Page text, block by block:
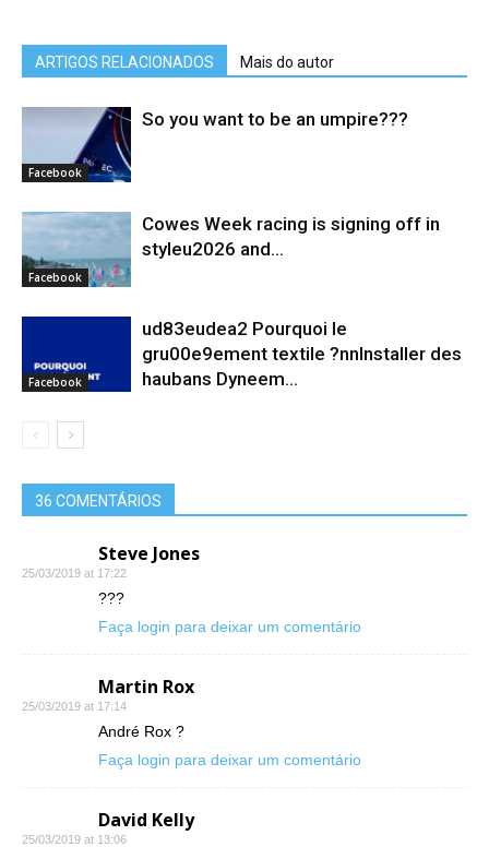
ARTIGOS RELACIONADOS Mais do autor
Facebook
So you want to be an umpire???
Facebook
Cowes Week racing is signing off in
styleu2026 and...
Facebook
ud83eudea2 Pourquoi le
gru00e9ement textile ?nnInstaller des
haubans Dyneem…
36 COMENTÁRIOS
Steve Jones
25/03/2019 at 17:22
???
Faça login para deixar um comentário
Martin Rox
25/03/2019 at 17:14
André Rox ?
Faça login para deixar um comentário
David Kelly
25/03/2019 at 13:06